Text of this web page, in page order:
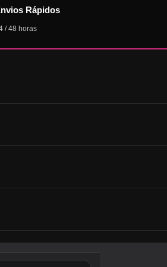
Rápidos
/ 48 horas